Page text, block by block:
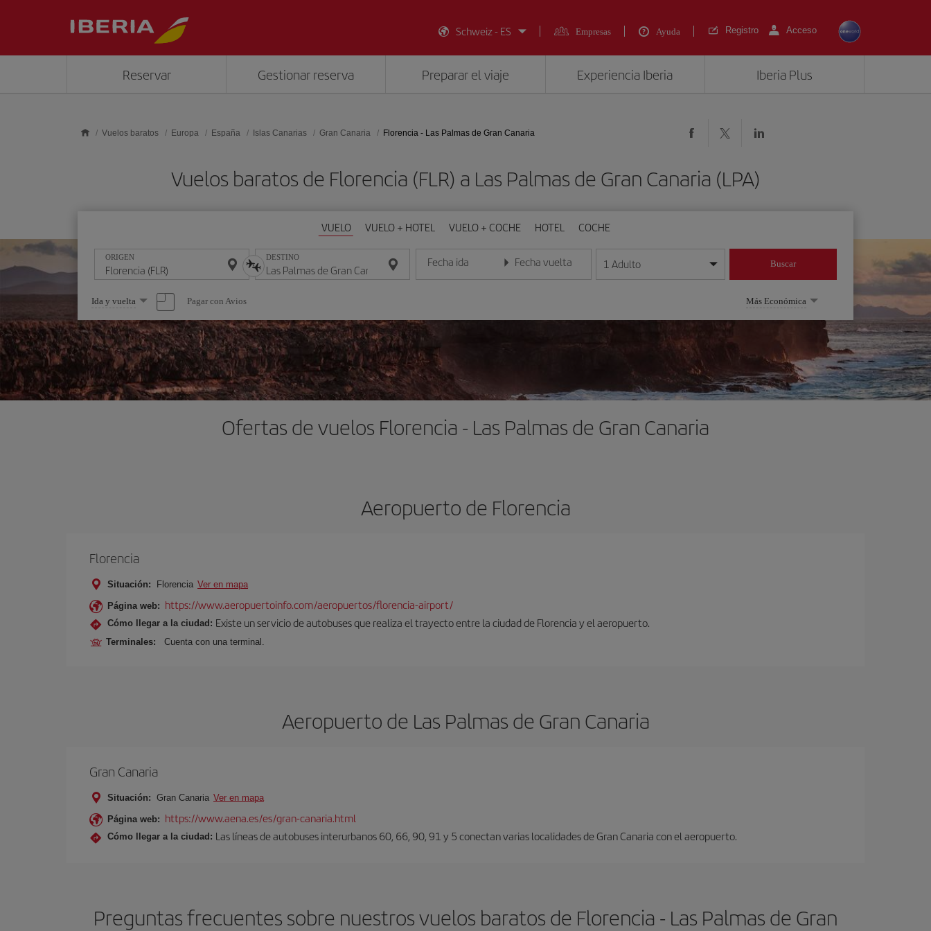
Schweiz - ES
Empresas Ayuda Registro Acceso
Reservar Gestionar reserva Preparar el viaje Experiencia Iberia Iberia Plus
Vuelos baratos Europa España Islas Canarias Gran Canaria Florencia - Las Palmas de Gran Canaria
Vuelos baratos de Florencia (FLR) a Las Palmas de Gran Canaria (LPA)
VUELO VUELO + HOTEL VUELO + COCHE HOTEL COCHE
ORIGEN DESTINO Fecha ida
Introduce la fecha en formato día/mes/año
Fecha vuelta
Introduce la fecha en formato día/mes/año
1 Adulto Buscar
Seleccione
una
opción
Ida y vuelta Pagar con Avios Más Económica
Ofertas de vuelos Florencia - Las Palmas de Gran Canaria
Aeropuerto de Florencia
Florencia
Situación: Florencia Ver en mapa
Página web: https://www.aeropuertoinfo.com/aeropuertos/florencia-airport/
Cómo llegar a la ciudad: Existe un servicio de autobuses que realiza el trayecto entre la ciudad de Florencia y el aeropuerto.
Terminales: Cuenta con una terminal.
Aeropuerto de Las Palmas de Gran Canaria
Gran Canaria
Situación: Gran Canaria Ver en mapa
Página web: https://www.aena.es/es/gran-canaria.html
Cómo llegar a la ciudad: Las líneas de autobuses interurbanos 60, 66, 90, 91 y 5 conectan varias localidades de Gran Canaria con el aeropuerto.
Preguntas frecuentes sobre nuestros vuelos baratos de Florencia - Las Palmas de Gran